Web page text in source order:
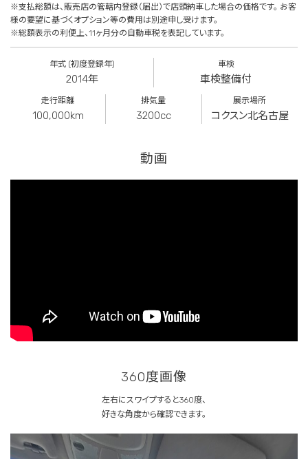
※支払総額は、販売店の管轄内登録（届出）で店頭納車した場合の価格です。 お客
様の要望に基づくオプション等の費用は別途申し受けます。
※総額表示の利便上、11ヶ月分の自動車税を表記しています。
年式 (初度登録年)
2014年
車検
車検整備付
走行距離
100,000km
排気量
3200cc
展示場所
コクスン北名古屋
動画
360度画像
左右にスワイプすると360度、
好きな角度から確認できます。